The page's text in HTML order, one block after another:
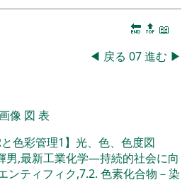
🔚 🔝 📖
◀ 戻る 07進む ▶
像 図 表
色彩管理1】光、色、色度図
男,最新工業化学―持続的社会に向
ンティフィク,7.2. 色素化合物－染